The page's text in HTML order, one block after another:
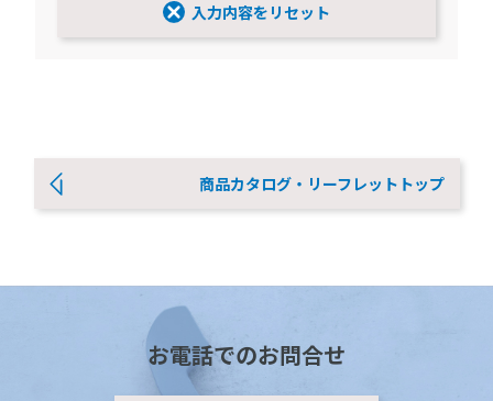
入力内容をリセット
商品カタログ・リーフレットトップ
お電話でのお問合せ